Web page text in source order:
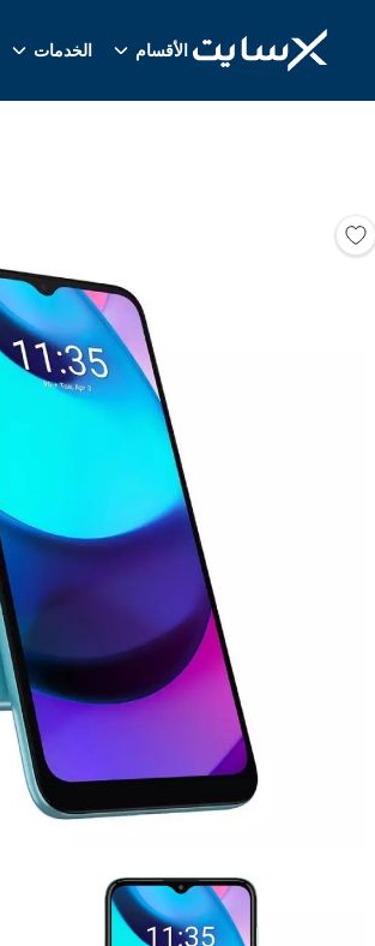
الأقسام الخدمات